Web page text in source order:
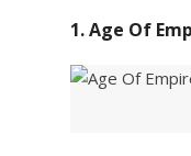
1. Age Of